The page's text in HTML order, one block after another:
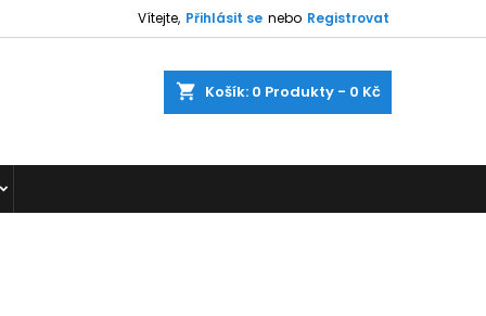
Vítejte, Přihlásit se nebo Registrovat
shopping_cart Košík: 0 Produkty - 0 Kč